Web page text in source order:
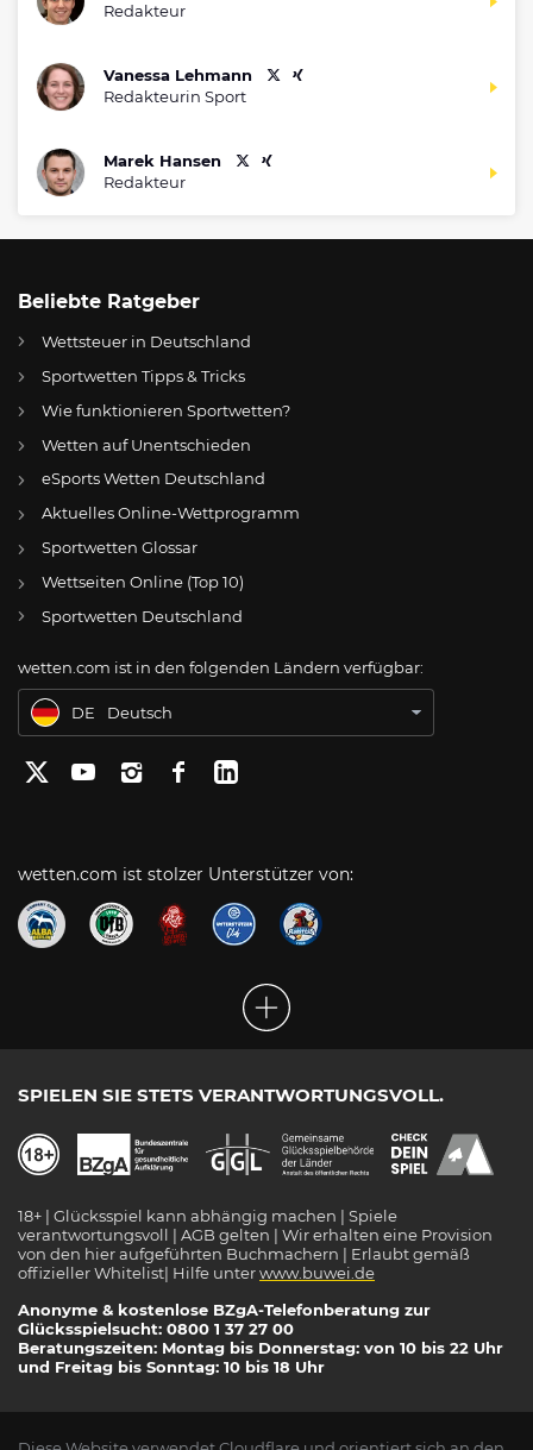
Redakteur
Vanessa Lehmann
Redakteurin Sport
Marek Hansen
Redakteur
Beliebte Ratgeber
Wettsteuer in Deutschland
Sportwetten Tipps & Tricks
Wie funktionieren Sportwetten?
Wetten auf Unentschieden
eSports Wetten Deutschland
Aktuelles Online-Wettprogramm
Sportwetten Glossar
Wettseiten Online (Top 10)
Sportwetten Deutschland
wetten.com ist in den folgenden Ländern verfügbar:
AT Online Wetten Österreich
CH Online Glücksspiel Schweiz
Apostas Online no Brasil
DE
Deutsch
wetten.com ist stolzer Unterstützer von:
SPIELEN SIE STETS VERANTWORTUNGSVOLL.
18+ | Glücksspiel kann abhängig machen | Spiele
verantwortungsvoll | AGB gelten | Wir erhalten eine Provision
von den hier aufgeführten Buchmachern | Erlaubt gemäß
offizieller Whitelist| Hilfe unterwww.buwei.de
Anonyme & kostenlose BZgA-Telefonberatung zur
Glücksspielsucht: 0800 1 37 27 00
Beratungszeiten: Montag bis Donnerstag: von 10 bis 22 Uhr
und Freitag bis Sonntag: 10 bis 18 Uhr